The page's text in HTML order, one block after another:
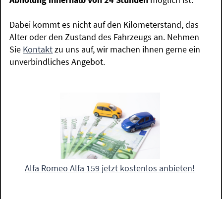
Dabei kommt es nicht auf den Kilometerstand, das
Alter oder den Zustand des Fahrzeugs an. Nehmen
Sie Kontaktzu uns auf, wir machen ihnen gerne ein
unverbindliches Angebot.
Alfa Romeo Alfa 159 jetzt kostenlos anbieten!